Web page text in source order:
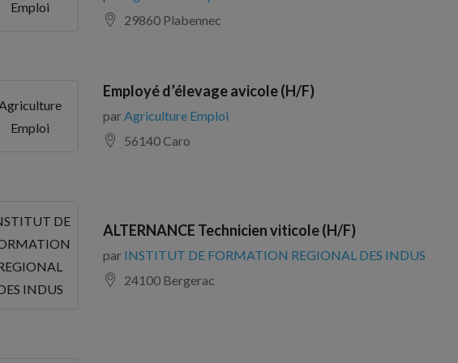
Emploi
29860 Plabennec
Agriculture
Emploi
Employé d’élevage avicole (H/F)
parAgriculture Emploi
56140 Caro
DE
INDUS
ALTERNANCE Technicien viticole (H/F)
par INSTITUT DE FORMATION REGIONAL DES INDUS
24100 Bergerac